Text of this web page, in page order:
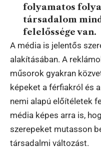
folyamatos
társadalom
felelőssége van.
A média is jelentős
alakításában. A
műsorok gyakran
képeket a férfiakról és
nemi alapú előítéletek
média képes arra is,
szerepeket mutasson
társadalmi változást.